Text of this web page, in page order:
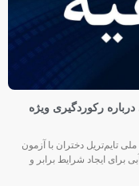
رکوردگیری ویژه
تایم‌تریل دختران با آزمون
ایجاد شرایط برابر و